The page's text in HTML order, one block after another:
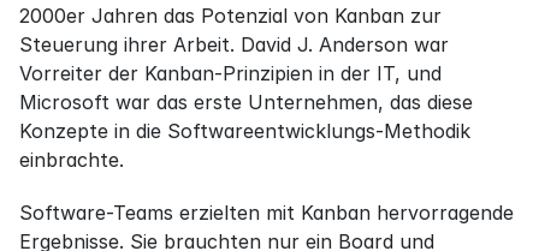
2000er Jahren das Potenzial von Kanban zur
Steuerung ihrer Arbeit. David J. Anderson war
Vorreiter der Kanban-Prinzipien in der IT, und
Microsoft war das erste Unternehmen, das diese
Konzepte in die Softwareentwicklungs-Methodik
einbrachte.
Software-Teams erzielten mit Kanban hervorragende
Ergebnisse. Sie brauchten nur ein Board und